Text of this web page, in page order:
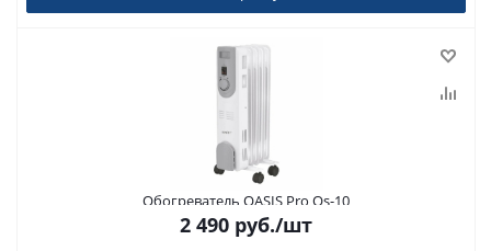
Обогреватель OASIS Pro Os-10
2 490 руб./шт